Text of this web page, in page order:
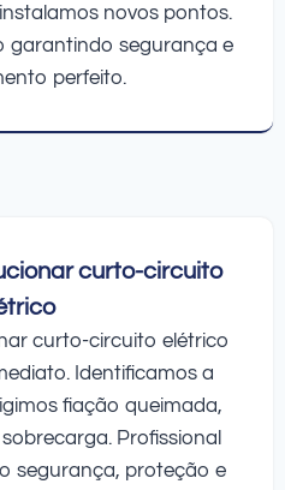
novos pontos.
garantindo segurança e
perfeito.
curto-circuito
curto-circuito elétrico
Identificamos a
fiação queimada,
Profissional
segurança, proteção e